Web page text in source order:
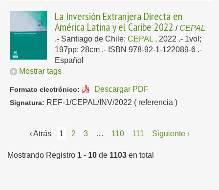
La Inversión Extranjera Directa en
América Latina y el Caribe 2022 / CEPAL
.- Santiago de Chile: CEPAL , 2022 .- 1vol;
197pp; 28cm .- ISBN 978-92-1-122089-6 .-
Español
Mostrar tags
Formato electrónico: Descargar PDF
Signatura: REF-1/CEPAL/INV/2022 ( referencia )
‹ Atrás 1 2 3 … 110 111 Siguiente ›
Mostrando Registro 1 - 10 de 1103 en total